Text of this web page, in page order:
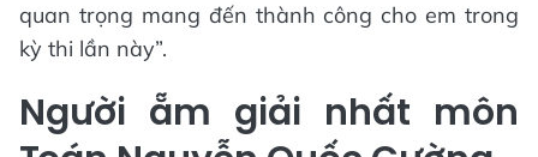
quan trọng mang đến thành công cho em trong
kỳ thi lần này”.
Người ẵm giải nhất môn